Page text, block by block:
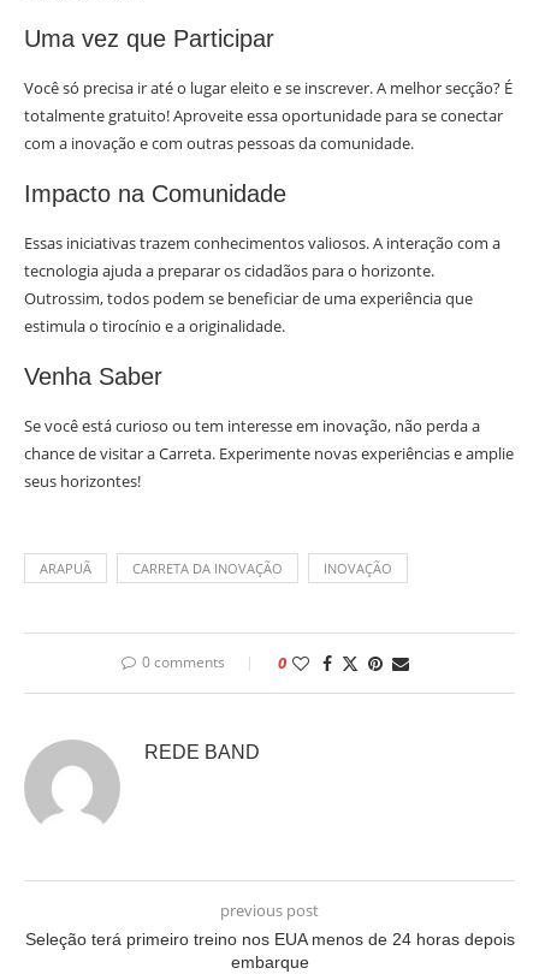
Uma vez que Participar
Você só precisa ir até o lugar eleito e se inscrever. A melhor secção? É
totalmente gratuito! Aproveite essa oportunidade para se conectar
com a inovação e com outras pessoas da comunidade.
Impacto na Comunidade
Essas iniciativas trazem conhecimentos valiosos. A interação com a
tecnologia ajuda a preparar os cidadãos para o horizonte.
Outrossim, todos podem se beneficiar de uma experiência que
estimula o tirocínio e a originalidade.
Venha Saber
Se você está curioso ou tem interesse em inovação, não perda a
chance de visitar a Carreta. Experimente novas experiências e amplie
seus horizontes!
ARAPUÃ CARRETA DA INOVAÇÃO INOVAÇÃO
0 comments 0
REDE BAND
previous post
Seleção terá primeiro treino nos EUA menos de 24 horas depois
embarque